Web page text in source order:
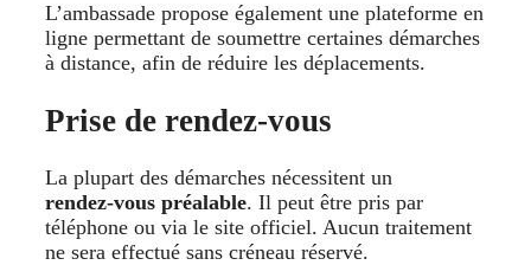
L’ambassade propose également une plateforme en
ligne permettant de soumettre certaines démarches
à distance, afin de réduire les déplacements.
Prise de rendez‑vous
La plupart des démarches nécessitent un
rendez‑vous préalable. Il peut être pris par
téléphone ou via le site officiel. Aucun traitement
ne sera effectué sans créneau réservé.